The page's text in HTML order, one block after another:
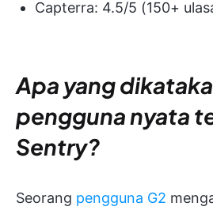
Capterra: 4.5/5 (150+
Apa yang
pengguna nyata
Sentry?
Seorang pengguna G2